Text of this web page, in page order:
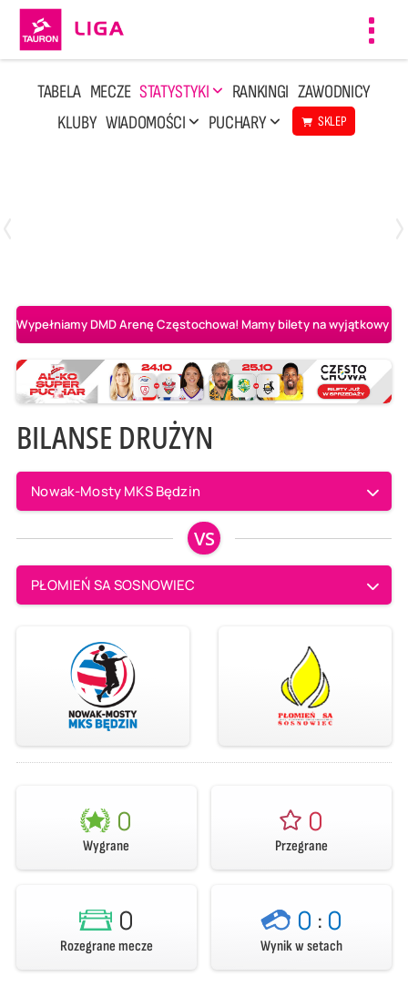
TABELA MECZE STATYSTYKI RANKINGI ZAWODNICY
KLUBY WIADOMOŚCI PUCHARY SKLEP
Wypełniamy DMD Arenę Częstochowa! Mamy bilety na wyjątkowy
BILANSE DRUŻYN
Nowak-Mosty MKS Będzin
VS
PŁOMIEŃ SA SOSNOWIEC
0
Wygrane
0
Przegrane
0
Rozegrane mecze
0 : 0
Wynik w setach